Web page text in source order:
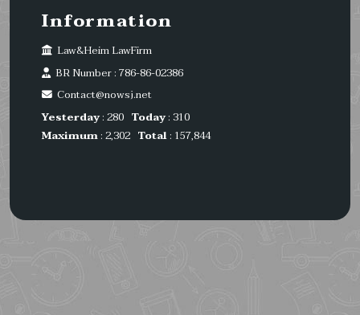
Information
Law&Heim LawFirm
BR Number : 786-86-02386
Contact@nowsj.net
Yesterday: 280 Today: 310
Maximum: 2,302 Total: 157,844